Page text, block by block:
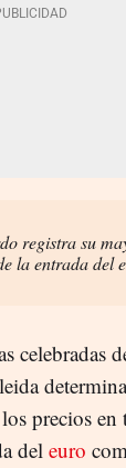
registra su
la entrada del
celebradas
precios en
del euro